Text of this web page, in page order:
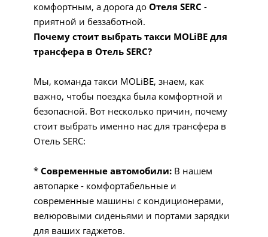
комфортным, а дорога до Отеля SERC -
приятной и беззаботной.
Почему стоит выбрать такси MOLiBE для
трансфера в Отель SERC?
Мы, команда такси MOLiBE, знаем, как
важно, чтобы поездка была комфортной и
безопасной. Вот несколько причин, почему
стоит выбрать именно нас для трансфера в
Отель SERC:
* Современные автомобили: В нашем
автопарке - комфортабельные и
современные машины с кондиционерами,
велюровыми сиденьями и портами зарядки
для ваших гаджетов.